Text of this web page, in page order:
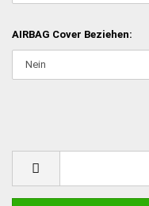
AIRBAG Cover Beziehen: